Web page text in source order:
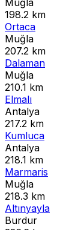
198.2 km
Ortaca
Muğla
207.2 km
Dalaman
Muğla
210.1 km
Elmalı
Antalya
217.2 km
Kumluca
Antalya
218.1 km
Marmaris
Muğla
218.3 km
Altınyayla
Burdur